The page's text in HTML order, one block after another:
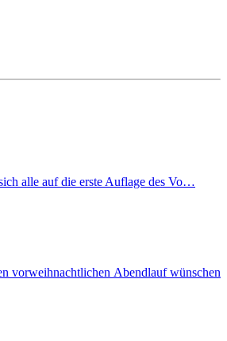
alle auf die erste Auflage des Vo…
vorweihnachtlichen Abendlauf wünschen